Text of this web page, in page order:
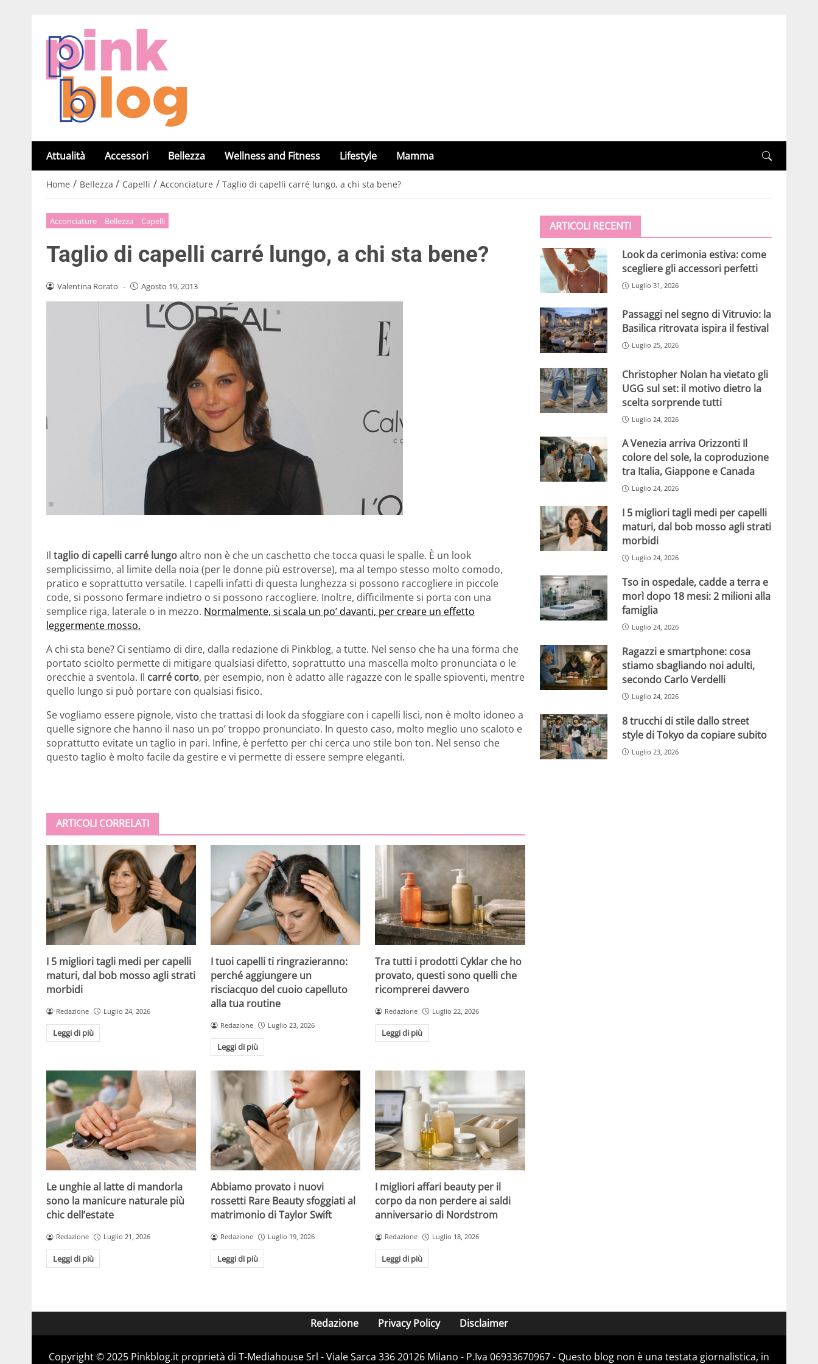
Attualità Accessori Bellezza Wellness and Fitness Lifestyle Mamma
Home / Bellezza / Capelli / Acconciature / Taglio di capelli carré lungo, a chi sta bene?
Acconciature Bellezza Capelli
Taglio di capelli carré lungo, a chi sta bene?
Valentina Rorato - Agosto 19, 2013
Il taglio di capelli carré lungoaltro non è che un caschetto che tocca quasi le spalle. È un look
semplicissimo, al limite della noia (per le donne più estroverse), ma al tempo stesso molto comodo,
pratico e soprattutto versatile. I capelli infatti di questa lunghezza si possono raccogliere in piccole
code, si possono fermare indietro o si possono raccogliere. Inoltre, difficilmente si porta con una
semplice riga, laterale o in mezzo. Normalmente, si scala un po’ davanti, per creare un effetto
leggermente mosso.
A chi sta bene? Ci sentiamo di dire, dalla redazione di Pinkblog, a tutte. Nel senso che ha una forma che
portato sciolto permette di mitigare qualsiasi difetto, soprattutto una mascella molto pronunciata o le
orecchie a sventola. Il carré corto, per esempio, non è adatto alle ragazze con le spalle spioventi, mentre
quello lungo si può portare con qualsiasi fisico.
Se vogliamo essere pignole, visto che trattasi di look da sfoggiare con i capelli lisci, non è molto idoneo a
quelle signore che hanno il naso un po’ troppo pronunciato. In questo caso, molto meglio uno scaloto e
soprattutto evitate un taglio in pari. Infine, è perfetto per chi cerca uno stile bon ton. Nel senso che
questo taglio è molto facile da gestire e vi permette di essere sempre eleganti.
ARTICOLI CORRELATI
I 5 migliori tagli medi per capelli
maturi, dal bob mosso agli strati
morbidi
Redazione Luglio 24, 2026
Leggi di più
I tuoi capelli ti ringrazieranno:
perché aggiungere un
risciacquo del cuoio capelluto
alla tua routine
Redazione Luglio 23, 2026
Leggi di più
Tra tutti i prodotti Cyklar che ho
provato, questi sono quelli che
ricomprerei davvero
Redazione Luglio 22, 2026
Leggi di più
Le unghie al latte di mandorla
sono la manicure naturale più
chic dell’estate
Redazione Luglio 21, 2026
Leggi di più
Abbiamo provato i nuovi
rossetti Rare Beauty sfoggiati al
matrimonio di Taylor Swift
Redazione Luglio 19, 2026
Leggi di più
I migliori affari beauty per il
corpo da non perdere ai saldi
anniversario di Nordstrom
Redazione Luglio 18, 2026
Leggi di più
ARTICOLI RECENTI
Look da cerimonia estiva: come
scegliere gli accessori perfetti
Luglio 31, 2026
Passaggi nel segno di Vitruvio: la
Basilica ritrovata ispira il festival
Luglio 25, 2026
Christopher Nolan ha vietato gli
UGG sul set: il motivo dietro la
scelta sorprende tutti
Luglio 24, 2026
A Venezia arriva Orizzonti Il
colore del sole, la coproduzione
tra Italia, Giappone e Canada
Luglio 24, 2026
I 5 migliori tagli medi per capelli
maturi, dal bob mosso agli strati
morbidi
Luglio 24, 2026
Tso in ospedale, cadde a terra e
morì dopo 18 mesi: 2 milioni alla
famiglia
Luglio 24, 2026
Ragazzi e smartphone: cosa
stiamo sbagliando noi adulti,
secondo Carlo Verdelli
Luglio 24, 2026
8 trucchi di stile dallo street
style di Tokyo da copiare subito
Luglio 23, 2026
Redazione Privacy Policy Disclaimer
Copyright © 2025 Pinkblog.it proprietà di T-Mediahouse Srl - Viale Sarca 336 20126 Milano - P.Iva 06933670967 - Questo blog non è una testata giornalistica, in